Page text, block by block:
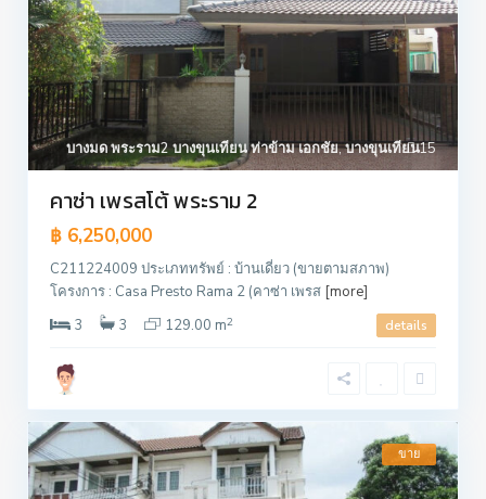
15
บางมด พระราม2 บางขุนเทียน ท่าข้าม เอกชัย,บางขุนเทียน
คาซ่า เพรสโต้ พระราม 2
฿ 6,250,000
C211224009 ประเภททรัพย์ : บ้านเดี่ยว (ขายตามสภาพ)
โครงการ : Casa Presto Rama 2 (คาซ่า เพรส [more]
3
3 129.00 m2 details
ขาย